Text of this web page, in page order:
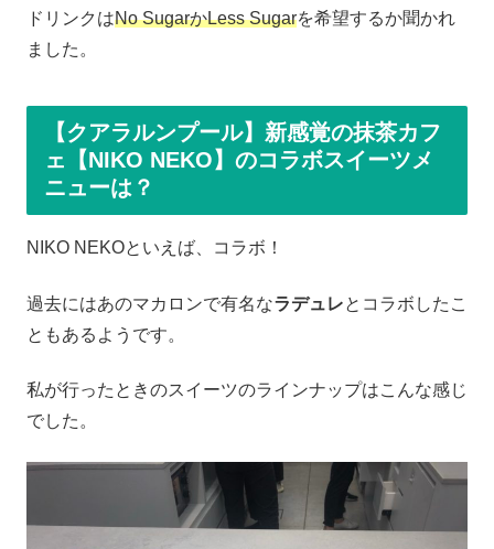
ドリンクはNo SugarかLess Sugarを希望するか聞かれ
ました。
【クアラルンプール】新感覚の抹茶カフ
ェ【NIKO NEKO】のコラボスイーツメ
ニューは？
NIKO NEKOといえば、コラボ！
過去にはあのマカロンで有名なラデュレとコラボしたこ
ともあるようです。
私が行ったときのスイーツのラインナップはこんな感じ
でした。